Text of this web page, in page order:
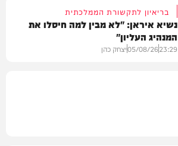
בריאיון לתקשורת הממלכתית
נשיא איראן: "לא מבין למה חיסלו את
המנהיג העליון"
23:29
05/08/26יצחק כהן